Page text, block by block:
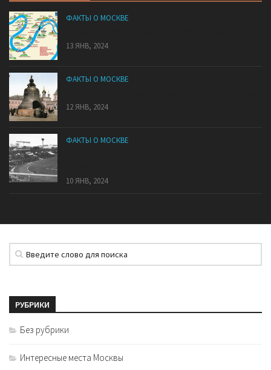
ФАКТЫ О МОСКВЕ
13 ЯНВ, 2024
ФАКТЫ О МОСКВЕ
12 ЯНВ, 2024
ФАКТЫ О МОСКВЕ
10 ЯНВ, 2024
РУБРИКИ
Без рубрики
Интересные места Москвы